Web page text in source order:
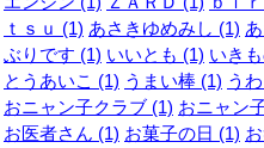
ｔｓｕ (1) あさきゆめみし (1)
ぶりです (1) いいとも (1) いき
とうあいこ (1) うまい棒 (1) う
おニャン子クラブ (1) おニャン
お医者さん (1) お菓子の日 (1)